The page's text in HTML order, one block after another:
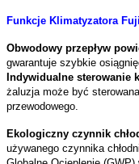
Funkcje Klimatyzatora
Obwodowy przepływ
gwarantuje szybkie
Indywidualne sterowanie
żaluzja może być
przewodowego.
Ekologiczny czynnik
używanego czynnika